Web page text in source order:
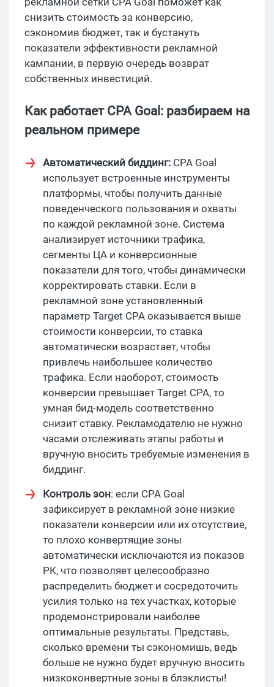
снизить стоимость за конверсию,
сэкономив бюджет, так и бустануть
показатели эффективности рекламной
кампании, в первую очередь возврат
собственных инвестиций.
Как работает CPA Goal: разбираем на
реальном примере
Автоматический биддинг: CPA Goal
использует встроенные инструменты
платформы, чтобы получить данные
поведенческого пользования и охваты
по каждой рекламной зоне. Система
анализирует источники трафика,
сегменты ЦА и конверсионные
показатели для того, чтобы динамически
корректировать ставки. Если в
рекламной зоне установленный
параметр Target CPA оказывается выше
стоимости конверсии, то ставка
автоматически возрастает, чтобы
привлечь наибольшее количество
трафика. Если наоборот, стоимость
конверсии превышает Target CPA, то
умная бид-модель соответственно
снизит ставку. Рекламодателю не нужно
часами отслеживать этапы работы и
вручную вносить требуемые изменения в
биддинг.
Контроль зон: если CPA Goal
зафиксирует в рекламной зоне низкие
показатели конверсии или их отсутствие,
то плохо конвертящие зоны
автоматически исключаются из показов
РК, что позволяет целесообразно
распределить бюджет и сосредоточить
усилия только на тех участках, которые
продемонстрировали наиболее
оптимальные результаты. Представь,
сколько времени ты сэкономишь, ведь
больше не нужно будет вручную вносить
низкоконвертные зоны в блэклисты!